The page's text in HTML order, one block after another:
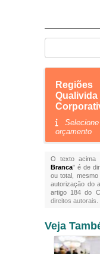
orçamento
O texto acima
Branca" é de
ou total,
autorização do
artigo 184 do
direitos autorais
Veja